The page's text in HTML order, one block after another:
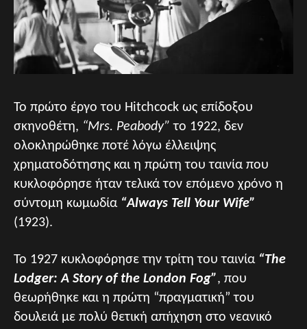
Το πρώτο έργο του Hitchcock ως επίδοξου
σκηνοθέτη, “Mrs. Peabody” το 1922, δεν
ολοκληρώθηκε ποτέ λόγω έλλειψης
χρηματοδότησης και η πρώτη του ταινία που
κυκλοφόρησε ήταν τελικά τον επόμενο χρόνο η
σύντομη κωμωδία “Always Tell Your Wife”
(1923).
Το 1927 κυκλοφόρησε την τρίτη του ταινία “The
Lodger: A Story of the London Fog”, που
θεωρήθηκε και η πρώτη “πραγματική” του
δουλειά με πολύ θετική απήχηση στο νεανικό